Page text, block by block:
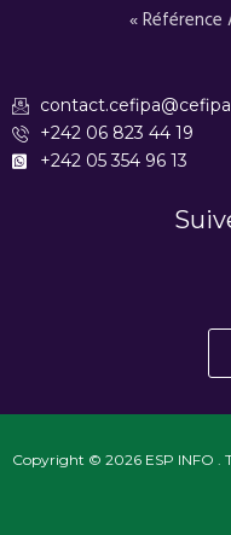
«
+242 06 823 44 19
+242 05 354 96 13
Copyright © 2026 ESP INFO .